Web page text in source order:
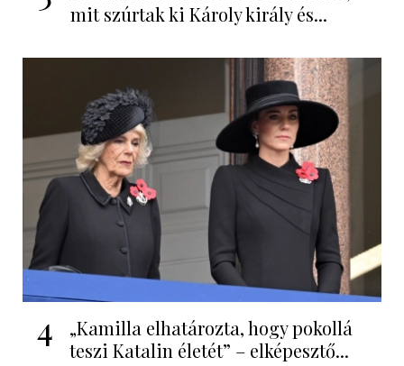
mit szúrtak ki Károly király és...
4
„Kamilla elhatározta, hogy pokollá
teszi Katalin életét” – elképesztő...